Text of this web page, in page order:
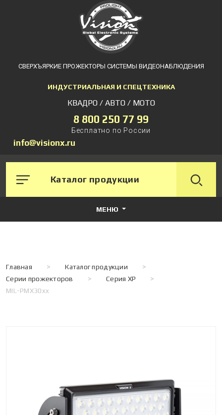
СВЕРХЪЯРКИЕ ПРОЖЕКТОРЫ СИСТЕМЫ ВИДЕОНАБЛЮДЕНИЯ
ИНДУСТРИАЛЬНАЯ И СПЕЦТЕХНИКА
КВАДРО / АВТО / МОТО
8 800 250 77 99
Бесплатно по России
info@visionx.ru
Каталог продукции
МЕНЮ
Главная > Каталог продукции
>
Серии прожекторов
> Серия XP
>
MIL-PMX30xx